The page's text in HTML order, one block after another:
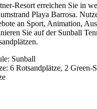
Resort erreichen Sie in
Playa Barrosa.
an Sport, Animation,
Sie auf der Sunball
Sunball
6 Rotsandplätze, 2 Green-